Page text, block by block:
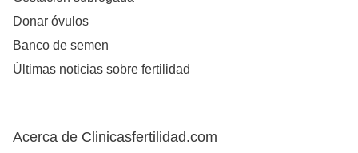
Donar óvulos
Banco de semen
Últimas noticias sobre fertilidad
Acerca de Clinicasfertilidad.com